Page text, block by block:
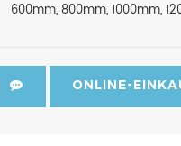
600mm, 800mm, 1000mm,
ONLINE-